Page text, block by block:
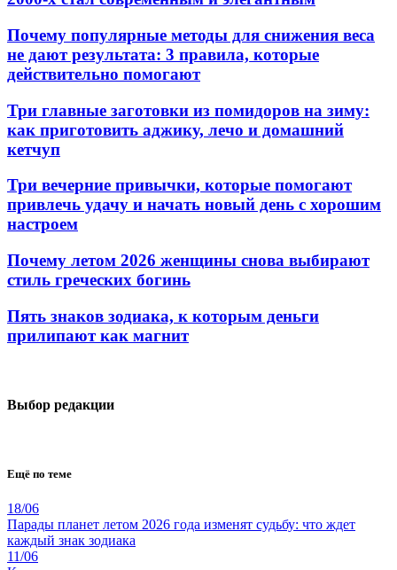
Почему популярные методы для снижения веса
не дают результата: 3 правила, которые
действительно помогают
Три главные заготовки из помидоров на зиму:
как приготовить аджику, лечо и домашний
кетчуп
Три вечерние привычки, которые помогают
привлечь удачу и начать новый день с хорошим
настроем
Почему летом 2026 женщины снова выбирают
стиль греческих богинь
Пять знаков зодиака, к которым деньги
прилипают как магнит
Выбор редакции
Ещё по теме
18/06
Парады планет летом 2026 года изменят судьбу: что ждет
каждый знак зодиака
11/06